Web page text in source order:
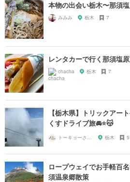
本物の出会い栃木〜那須
みみみ 栃木 7
レンタカーで行く那須塩
chacha 栃木 7
【栃木県】トリックアー
くすドライブ旅🚘⭐️😽
栃木 5
ロープウェイでお手軽百
須温泉郷散策